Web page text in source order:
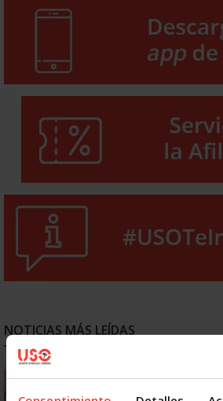
NOTICIAS MÁS LEÍDAS
Se actualizan las patologías para
anticipada por discapacidad